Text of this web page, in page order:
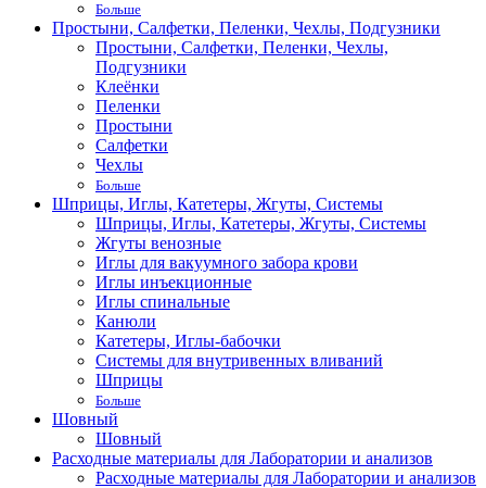
Больше
Простыни, Салфетки, Пеленки, Чехлы, Подгузники
Простыни, Салфетки, Пеленки, Чехлы,
Подгузники
Клеёнки
Пеленки
Простыни
Салфетки
Чехлы
Больше
Шприцы, Иглы, Катетеры, Жгуты, Системы
Шприцы, Иглы, Катетеры, Жгуты, Системы
Жгуты венозные
Иглы для вакуумного забора крови
Иглы инъекционные
Иглы спинальные
Канюли
Катетеры, Иглы-бабочки
Системы для внутривенных вливаний
Шприцы
Больше
Шовный
Шовный
Расходные материалы для Лаборатории и анализов
Расходные материалы для Лаборатории и анализов